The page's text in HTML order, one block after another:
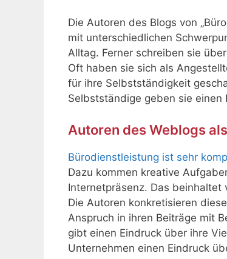
Die Autoren des Blogs von
mit unterschiedlichen
Alltag. Ferner schreiben sie
Oft haben sie sich als
für ihre Selbstständigkeit
Selbstständige geben sie einen
Autoren des Weblogs
Bürodienstleistung ist sehr
Dazu kommen kreative
Internetpräsenz. Das beinhaltet
Die Autoren konkretisieren
Anspruch in ihren Beiträge mit
gibt einen Eindruck über ihre
Unternehmen einen Eindruck